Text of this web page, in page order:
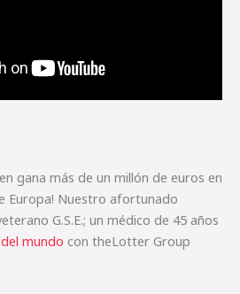
gana más de un millón de euros en
Europa! Nuestro afortunado
G.S.E.; un médico de 45 años
mundo con theLotter Group